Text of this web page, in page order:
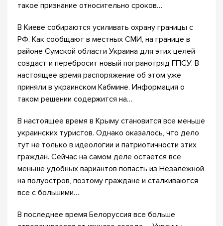
такое признание относительно сроков…
В Киеве собираются усиливать охрану границы с
РФ. Как сообщают в местных СМИ, на границе в
районе Сумской области Украина для этих целей
создаст и перебросит новый погранотряд ГПСУ. В
настоящее время распоряжение об этом уже
приняли в украинском Кабмине. Информация о
таком решении содержится на…
В настоящее время в Крыму становится все меньше
украинских туристов. Однако оказалось, что дело
тут не только в идеологии и патриотичности этих
граждан. Сейчас на самом деле остается все
меньше удобных вариантов попасть из Незалежной
на полуостров, поэтому граждане и сталкиваются
все с большими…
В последнее время Белоруссия все больше